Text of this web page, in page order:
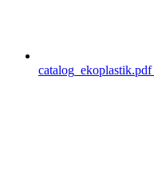
catalog_ekoplastik.pdf